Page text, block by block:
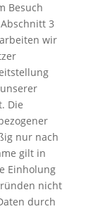
Besuch
3
wir
Die
nur nach
gilt in
Einholung
nicht
durch